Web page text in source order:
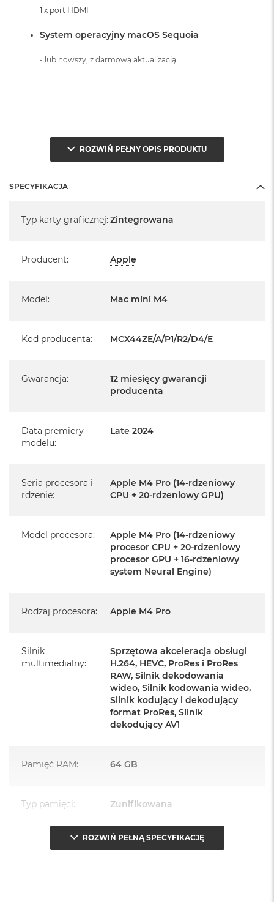
1 x port HDMI
System operacyjny macOS Sequoia
- lub nowszy, z darmową aktualizacją.
Informacje o produkcie:
Mac mini jest nowy
Posiada pełną, 12 miesięczną gwarancję
Realizowaną w każdym autoryzowanym punkcie
serwisowym Apple na terenie całego świata.
kontaktując się z naszym handlowcem.
Posiada fabryczne opakowanie
Zawartość zestawu:
Przewód zasilający (1,8m)
mierzy 12,7 cm, więc komputer z łatwością zmieści się pod
monitorem, ale możesz swobodnie postawić go, gdzie
ROZWIŃ PEŁNY OPIS PRODUKTU
SPECYFIKACJA
Typ karty graficznej: Zintegrowana
Producent: Apple
Model: Mac mini M4
Kod producenta: MCX44ZE/A/P1/R2/D4/E
Gwarancja:
12 miesięcy gwarancji
producenta
Data premiery
modelu:
Late 2024
Seria procesora i
rdzenie:
Apple M4 Pro (14-rdzeniowy
CPU + 20-rdzeniowy GPU)
Model procesora:
Apple M4 Pro (14-rdzeniowy
procesor CPU + 20-rdzeniowy
procesor GPU + 16-rdzeniowy
system Neural Engine)
Rodzaj procesora: Apple M4 Pro
Silnik
multimedialny:
Sprzętowa akceleracja obsługi
H.264, HEVC, ProRes i ProRes
RAW, Silnik dekodowania
wideo, Silnik kodowania wideo,
Silnik kodujący i dekodujący
format ProRes, Silnik
dekodujący AV1
Pamięć RAM: 64 GB
Typ pamięci: Zunifikowana
Przepustowość
273 GB/s
ROZWIŃ PEŁNĄ SPECYFIKACJĘ